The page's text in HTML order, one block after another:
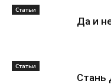
Статьи
Да и
Статьи
Стань